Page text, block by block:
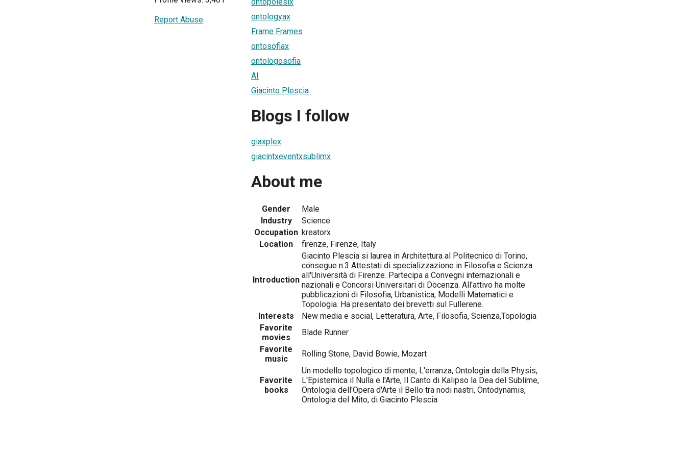
Report Abuse
ontologyax
Frame Frames
ontosofiax
ontologosofia
AI
Giacinto Plescia
Blogs I follow
giaxplex
giacintxeventxsublimx
About me
Gender
Male
Industry
Science
Occupation kreatorx
Location
firenze, Firenze, Italy
Introduction
Giacinto Plescia si laurea in Architettura al Politecnico di Torino,
consegue n.3 Attestati di specializzazione in Filosofia e Scienza
all'Università di Firenze. Partecipa a Convegni internazionali e
nazionali e Concorsi Universitari di Docenza. All'attivo ha molte
pubblicazioni di Filosofia, Urbanistica, Modelli Matematici e
Topologia. Ha presentato dei brevetti sul Fullerene.
Interests
New media e social, Letteratura, Arte, Filosofia, Scienza,Topologia
Favorite
movies
Blade Runner
Favorite
music
Rolling Stone, David Bowie, Mozart
Favorite
books
Un modello topologico di mente, L'erranza, Ontologia della Physis,
L'Epistemica il Nulla e l'Arte, Il Canto di Kalipso la Dea del Sublime,
Ontologia dell'Opera d'Arte il Bello tra nodi nastri, Ontodynamis,
Ontologia del Mito, di Giacinto Plescia